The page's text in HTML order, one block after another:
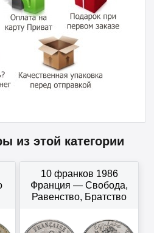
из этой категории
10 франков 1986
Франция — Свобода,
Равенство, Братство